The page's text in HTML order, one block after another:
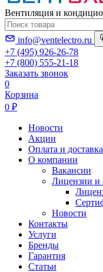
Вентиляция и
info@ventelectro.ru
+7 (495) 926-26-78
+7 (800) 555-21-18
Заказать звонок
0
Корзина
0 ₽
Новости
Акции
Оплата и доставка
О компании
Вакансии
Лицензии и
Новости
Контакты
Услуги
Бренды
Гарантия
Статьи